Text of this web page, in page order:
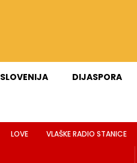
SLOVENIJA DIJASPORA
LOVE VLAŠKE RADIO STANICE